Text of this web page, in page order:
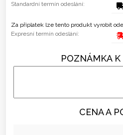
Standardní termín odeslání:
Za příplatek lze tento produkt vyrobit
Expresní termín odeslání:
POZNÁMKA K
CENA A